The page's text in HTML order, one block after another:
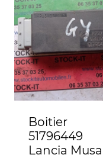
Boitier
51796449
Lancia Musa